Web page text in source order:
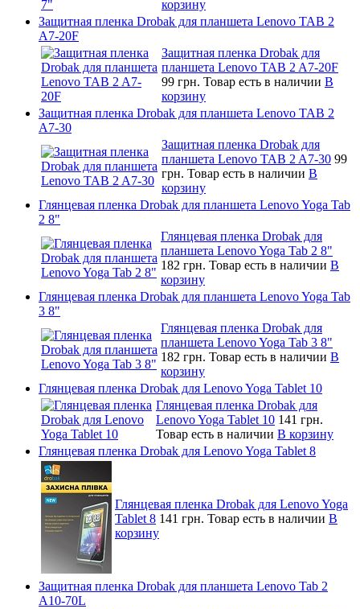
корзину
Защитная пленка Drobak для планшета Lenovo TAB 2
A7-20F
Защитная пленка Drobak для
планшета Lenovo TAB 2 A7-20F
99 грн. Товар есть в наличии В
корзину
Защитная пленка Drobak для планшета Lenovo TAB 2
A7-30
Защитная пленка Drobak для
планшета Lenovo TAB 2 A7-30 99
грн. Товар есть в наличии В
корзину
Глянцевая пленка Drobak для планшета Lenovo Yoga Tab
2 8"
Глянцевая пленка Drobak для
планшета Lenovo Yoga Tab 2 8"
182 грн. Товар есть в наличии В
корзину
Глянцевая пленка Drobak для планшета Lenovo Yoga Tab
3 8"
Глянцевая пленка Drobak для
планшета Lenovo Yoga Tab 3 8"
182 грн. Товар есть в наличии В
корзину
Глянцевая пленка Drobak для Lenovo Yoga Tablet 10
Глянцевая пленка Drobak для
Lenovo Yoga Tablet 10 141 грн.
Товар есть в наличии В корзину
Глянцевая пленка Drobak для Lenovo Yoga Tablet 8
Глянцевая пленка Drobak для Lenovo Yoga
Tablet 8 141 грн. Товар есть в наличии В
корзину
Защитная пленка Drobak для планшета Lenovo Tab 2
A10-70L